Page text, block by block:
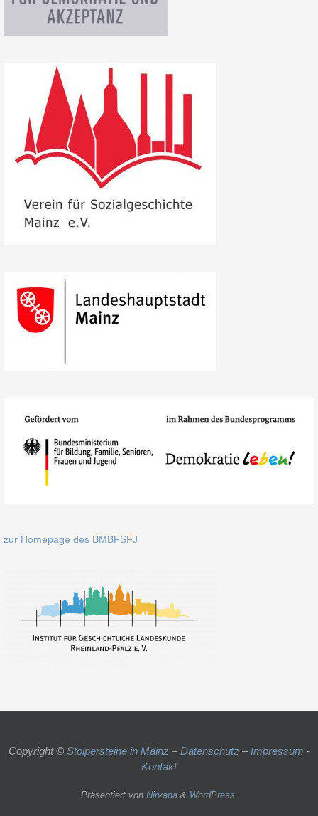
zur Homepage des BMBFSFJ
Copyright © Stolpersteine in Mainz –Datenschutz– Impressum -
Kontakt
Präsentiert von Nirvana& WordPress.